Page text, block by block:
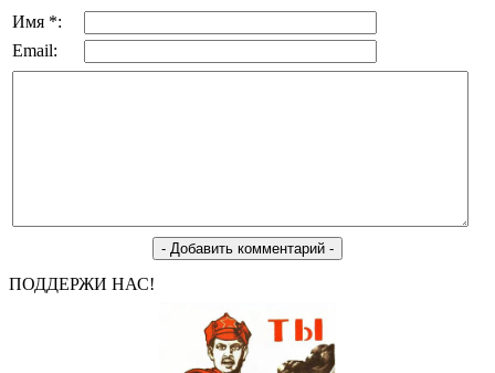
Имя *:
Email:
ПОДДЕРЖИ НАС!